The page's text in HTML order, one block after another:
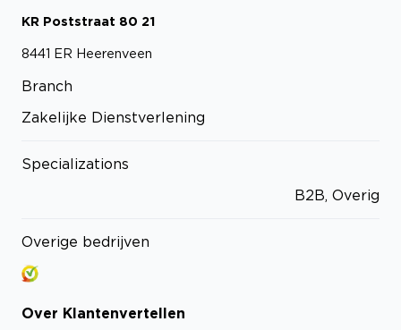
KR Poststraat 80 21
8441 ER Heerenveen
Branch
Zakelijke Dienstverlening
Specializations
B2B, Overig
Overige bedrijven
Over Klantenvertellen